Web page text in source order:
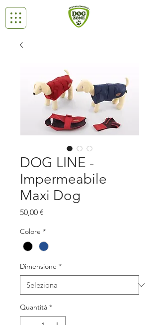
DOG LINE -
Impermeabile
Maxi Dog
50,00 €
Colore *
Dimensione *
Quantità *